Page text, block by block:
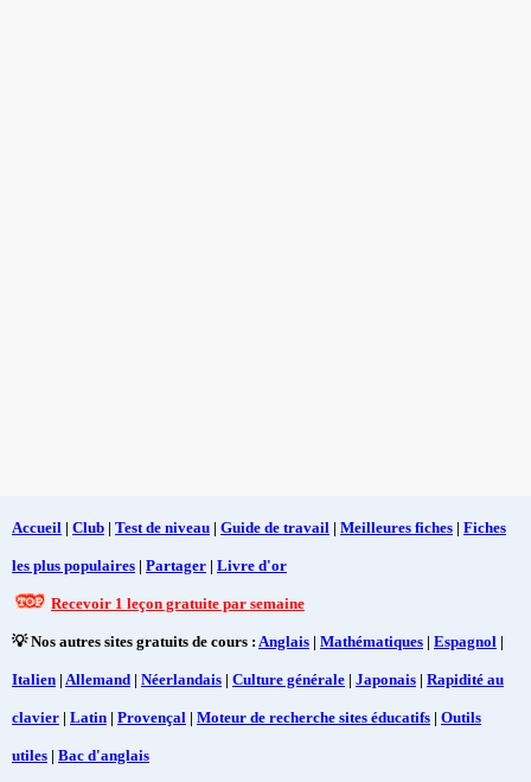
Accueil | Club | Test de niveau | Guide de travail | Meilleures fiches | Fiches
les plus populaires | Partager | Livre d'or
Recevoir 1 leçon gratuite par semaine
💡 Nos autres sites gratuits de cours : Anglais | Mathématiques | Espagnol |
Italien | Allemand | Néerlandais | Culture générale | Japonais | Rapidité au
clavier | Latin | Provençal | Moteur de recherche sites éducatifs | Outils
utiles | Bac d'anglais